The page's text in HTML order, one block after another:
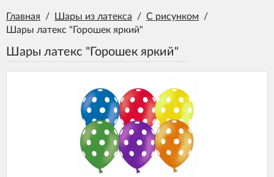
Главная / Шары из латекса / С рисунком /
Шары латекс "Горошек яркий"
Шары латекс "Горошек яркий"